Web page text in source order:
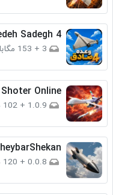
Sadegh 4
3
+ 153 مگابایت
Online
1.0.9
+ 102 مگابایت
0.0.8
+ 120 مگابایت